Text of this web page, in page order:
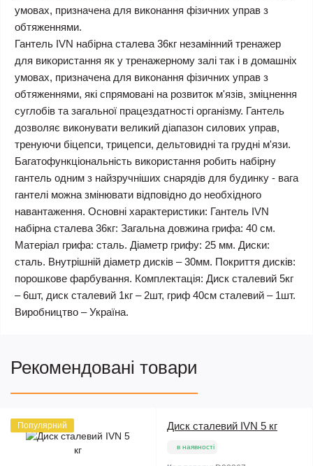
умовах, призначена для виконання фізичних управ з
обтяженнями.
Гантель IVN набірна сталева 36кг незамінний тренажер
для використання як у тренажерному залі так і в домашніх
умовах, призначена для виконання фізичних управ з
обтяженнями, які спрямовані на розвиток м'язів, зміцнення
суглобів та загальної працездатності організму. Гантель
дозволяє виконувати великий діапазон силових управ,
тренуючи біцепси, трицепси, дельтовидні та грудні м'язи.
Багатофункціональність використання робить набірну
гантель одним з найзручніших снарядів для будинку - вага
гантелі можна змінювати відповідно до необхідного
навантаження. Основні характеристики: Гантель IVN
набірна сталева 36кг: Загальна довжина грифа: 40 см.
Матеріал грифа: сталь. Діаметр грифу: 25 мм. Диски:
сталь. Внутрішній діаметр дисків – 30мм. Покриття дисків:
порошкове фарбування. Комплектація: Диск сталевий 5кг
– 6шт, диск сталевий 1кг – 2шт, гриф 40см сталевий – 1шт.
Виробництво – Україна.
Рекомендовані товари
Популярний Диск сталевий IVN 5 кг
в наявності